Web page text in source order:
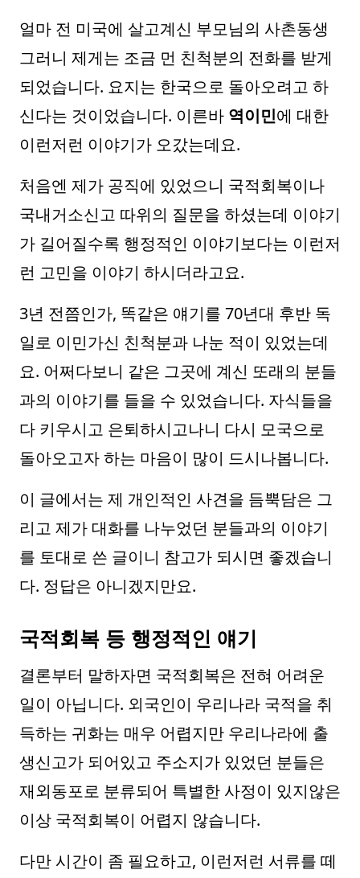
얼마 전 미국에 살고계신 부모님의 사촌동생
그러니 제게는 조금 먼 친척분의 전화를 받게
되었습니다. 요지는 한국으로 돌아오려고 하
신다는 것이었습니다. 이른바 역이민에 대한
이런저런 이야기가 오갔는데요.
처음엔 제가 공직에 있었으니 국적회복이나
국내거소신고 따위의 질문을 하셨는데 이야기
가 길어질수록 행정적인 이야기보다는 이런저
런 고민을 이야기 하시더라고요.
3년 전쯤인가, 똑같은 얘기를 70년대 후반 독
일로 이민가신 친척분과 나눈 적이 있었는데
요. 어쩌다보니 같은 그곳에 계신 또래의 분들
과의 이야기를 들을 수 있었습니다. 자식들을
다 키우시고 은퇴하시고나니 다시 모국으로
돌아오고자 하는 마음이 많이 드시나봅니다.
이 글에서는 제 개인적인 사견을 듬뿍담은 그
리고 제가 대화를 나누었던 분들과의 이야기
를 토대로 쓴 글이니 참고가 되시면 좋겠습니
다. 정답은 아니겠지만요.
국적회복 등 행정적인 얘기
결론부터 말하자면 국적회복은 전혀 어려운
일이 아닙니다. 외국인이 우리나라 국적을 취
득하는 귀화는 매우 어렵지만 우리나라에 출
생신고가 되어있고 주소지가 있었던 분들은
재외동포로 분류되어 특별한 사정이 있지않은
이상 국적회복이 어렵지 않습니다.
다만 시간이 좀 필요하고, 이런저런 서류를 떼